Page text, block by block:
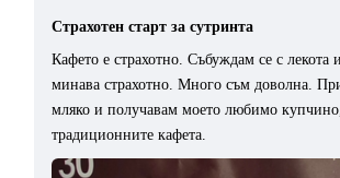
Страхотен старт за сутринта
Кафето е страхотно. Събуждам се с лекота
минава страхотно. Много съм доволна.
мляко и получавам моето любимо
традиционните кафета.